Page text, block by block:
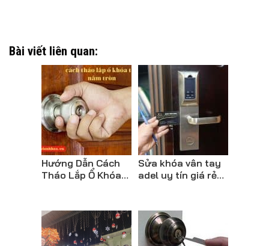
Bài viết liên quan:
Hướng Dẫn Cách
Tháo Lắp Ổ Khóa
Sửa khóa vân tay
adel uy tín giá rẻ